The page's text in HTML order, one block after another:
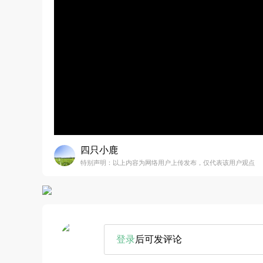
四只小鹿
特别声明：以上内容为网络用户上传发布，仅代表该用户观点
登录后可发评论